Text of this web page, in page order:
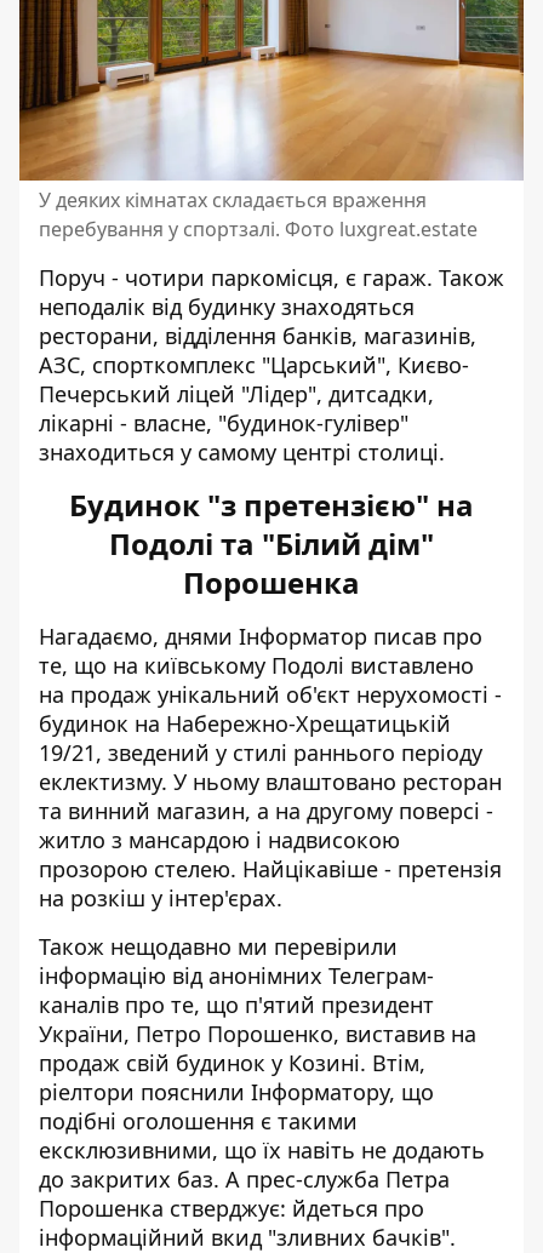
У деяких кімнатах складається враження
перебування у спортзалі. Фото luxgreat.estate
Поруч - чотири паркомісця, є гараж. Також
неподалік від будинку знаходяться
ресторани, відділення банків, магазинів,
АЗС, спорткомплекс "Царський", Києво-
Печерський ліцей "Лідер", дитсадки,
лікарні - власне, "будинок-гулівер"
знаходиться у самому центрі столиці.
Будинок "з претензією" на
Подолі та "Білий дім"
Порошенка
Нагадаємо, днями Інформатор писав про
те, що на київському Подолі виставлено
на продаж унікальний об'єкт нерухомості -
будинок на Набережно-Хрещатицькій
19/21, зведений у стилі раннього періоду
еклектизму. У ньому влаштовано ресторан
та винний магазин, а на другому поверсі -
житло з мансардою і надвисокою
прозорою стелею. Найцікавіше - претензія
на розкіш у інтер'єрах.
Також нещодавно ми перевірили
інформацію від анонімних Телеграм-
каналів про те, що п'ятий президент
України, Петро Порошенко, виставив на
продаж свій будинок у Козині. Втім,
ріелтори пояснили Інформатору, що
подібні оголошення є такими
ексклюзивними, що їх навіть не додають
до закритих баз. А прес-служба Петра
Порошенка стверджує: йдеться про
інформаційний вкид "зливних бачків".